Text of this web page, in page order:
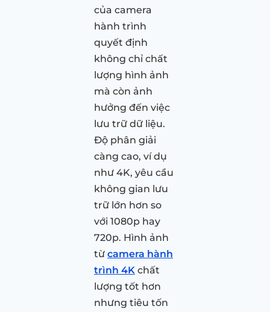
của camera
hành trình
quyết định
không chỉ chất
lượng hình ảnh
mà còn ảnh
hưởng đến việc
lưu trữ dữ liệu.
Độ phân giải
càng cao, ví dụ
như 4K, yêu cầu
không gian lưu
trữ lớn hơn so
với 1080p hay
720p. Hình ảnh
từ camera hành
trình 4K chất
lượng tốt hơn
nhưng tiêu tốn